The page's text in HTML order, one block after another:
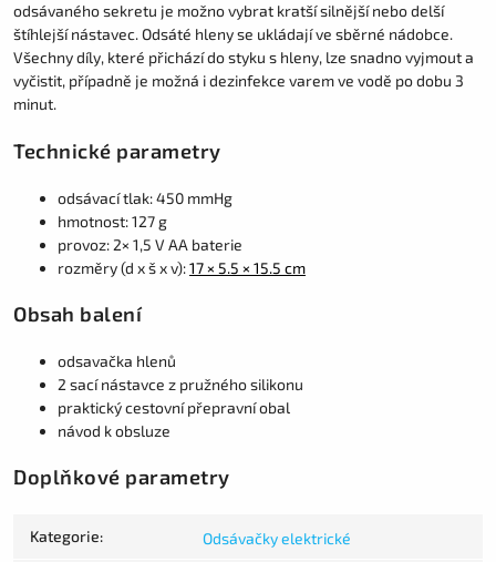
odsávaného sekretu je možno vybrat kratší silnější nebo delší
štíhlejší nástavec. Odsáté hleny se ukládají ve sběrné nádobce.
Všechny díly, které přichází do styku s hleny, lze snadno vyjmout a
vyčistit, případně je možná i dezinfekce varem ve vodě po dobu 3
minut.
Technické parametry
odsávací tlak: 450 mmHg
hmotnost: 127 g
provoz: 2× 1,5 V AA baterie
rozměry (d x š x v):17 × 5.5 × 15.5 cm
Obsah balení
odsavačka hlenů
2 sací nástavce z pružného silikonu
praktický cestovní přepravní obal
návod k obsluze
Doplňkové parametry
Kategorie: Odsávačky elektrické